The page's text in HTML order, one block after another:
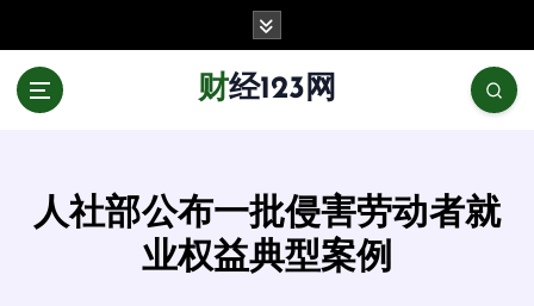
财经123网
人社部公布一批侵害劳动者就
业权益典型案例